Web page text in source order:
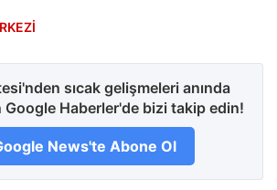
sıcak gelişmeleri anında
Haberler'de bizi takip edin!
News'te Abone Ol